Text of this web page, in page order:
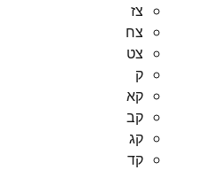
צז
צח
צט
ק
קא
קב
קג
קד